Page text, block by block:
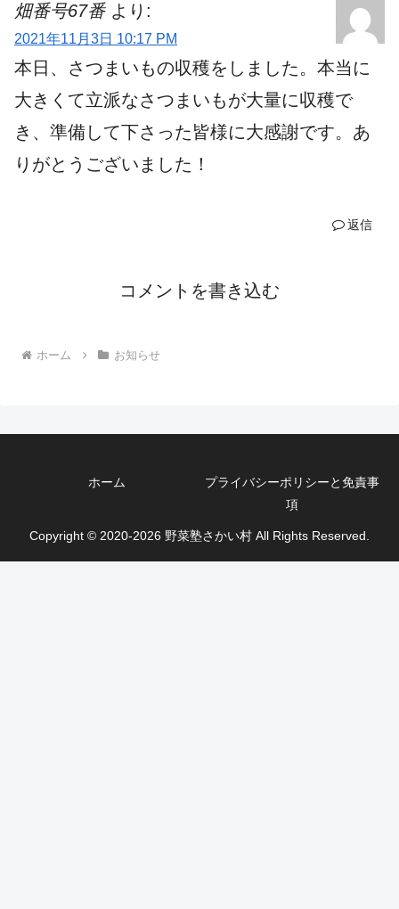
畑番号67番 より:
2021年11月3日 10:17 PM
本日、さつまいもの収穫をしました。本当に
大きくて立派なさつまいもが大量に収穫で
き、準備して下さった皆様に大感謝です。あ
りがとうございました！
返信
コメントを書き込む
ホーム お知らせ
ホーム
プライバシーポリシーと免責事
項
Copyright © 2020-2026 野菜塾さかい村 All Rights Reserved.